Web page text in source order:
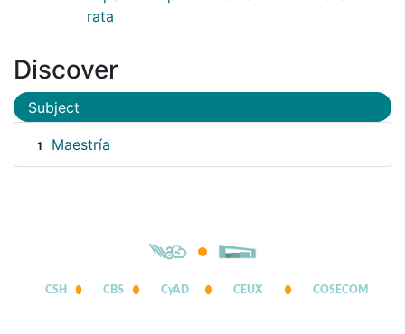
rata
Discover
Subject
1 Maestría
CSH CBS CyAD CEUX COSECOM